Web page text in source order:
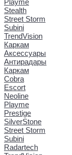
Stealth
Street Storm
Subini
TrendVision
Каркам
Аксессуары
Антирадары
Каркам
Cobra
Escort
Neoline
Playme
Prestige
SilverStone
Street Storm
Subini
Radartech